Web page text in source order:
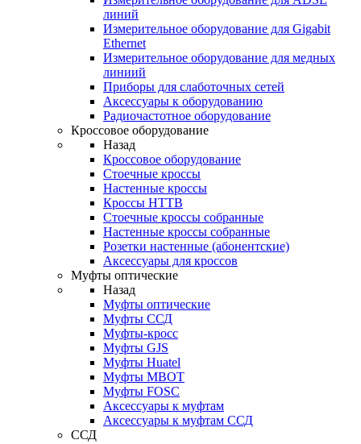
линий
Измерительное оборудование для Gigabit
Ethernet
Измерительное оборудование для медных
линиий
Приборы для слаботочных сетей
Аксессуары к оборудованию
Радиочастотное оборудование
Кроссовое оборудование
Назад
Кроссовое оборудование
Стоечные кроссы
Настенные кроссы
Кроссы HTTB
Стоечные кроссы собранные
Настенные кроссы собранные
Розетки настенные (абонентские)
Аксессуары для кроссов
Муфты оптические
Назад
Муфты оптические
Муфты ССД
Муфты-кросс
Муфты GJS
Муфты Huatel
Муфты МВОТ
Муфты FOSC
Аксессуары к муфтам
Аксессуары к муфтам ССД
ССД